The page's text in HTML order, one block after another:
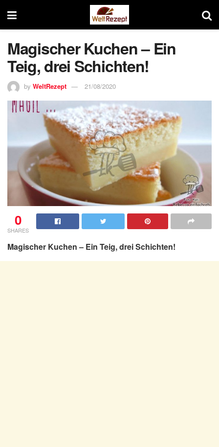
Magischer Kuchen – Ein
Teig, drei Schichten!
by WeltRezept 21/08/2020
0
SHARES
Magischer Kuchen – Ein Teig, drei Schichten!